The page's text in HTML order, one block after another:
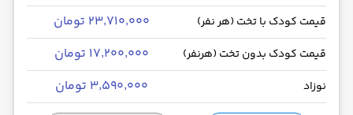
قیمت کودک با تخت (هر نفر) ۲۳٬۷۱۰٬۰۰۰ تومان
قیمت کودک بدون تخت (هرنفر) ۱۷٬۲۰۰٬۰۰۰ تومان
نوزاد ۳٬۵۹۰٬۰۰۰ تومان